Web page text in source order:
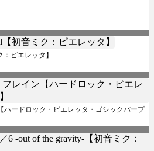
：ピエレッタ】
ハードロック・ピエレッタ・ゴシックパープ